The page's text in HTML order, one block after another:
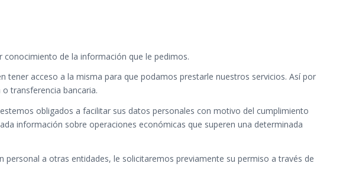
de la información que le pedimos.
acceso a la misma para que podamos prestarle nuestros servicios. Así por
transferencia bancaria.
obligados a facilitar sus datos personales con motivo del cumplimiento
información sobre operaciones económicas que superen una determinada
a otras entidades, le solicitaremos previamente su permiso a través de